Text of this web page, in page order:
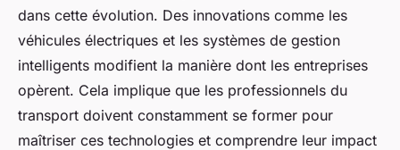
dans cette évolution. Des innovations comme les
véhicules électriques et les systèmes de gestion
intelligents modifient la manière dont les entreprises
opèrent. Cela implique que les professionnels du
transport doivent constamment se former pour
maîtriser ces technologies et comprendre leur impact